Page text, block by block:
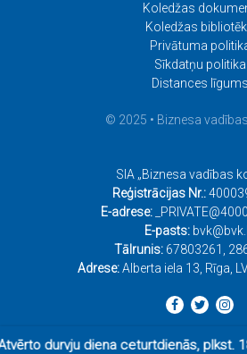
Koledžas
Koledžas
Privātuma
Sīkdatņu politika
Distances līgums
© 2025 • Biznesa
SIA „Biznesa vadības
Reģistrācijas Nr.:
E-adrese:
E-pasts:
Tālrunis: 67803261
Adrese:Alberta iela 13, Rīga,
durvju diena ceturtdienās, plkst.